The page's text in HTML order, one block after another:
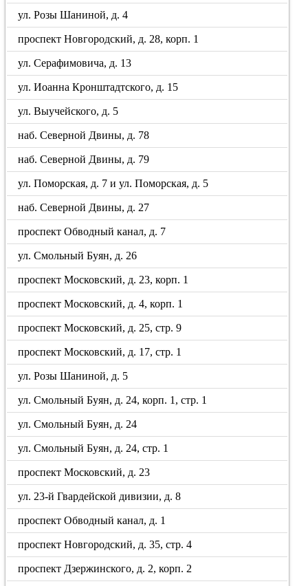
ул. Розы Шаниной, д. 4
проспект Новгородский, д. 28, корп. 1
ул. Серафимовича, д. 13
ул. Иоанна Кронштадтского, д. 15
ул. Выучейского, д. 5
наб. Северной Двины, д. 78
наб. Северной Двины, д. 79
ул. Поморская, д. 7 и ул. Поморская, д. 5
наб. Северной Двины, д. 27
проспект Обводный канал, д. 7
ул. Смольный Буян, д. 26
проспект Московский, д. 23, корп. 1
проспект Московский, д. 4, корп. 1
проспект Московский, д. 25, стр. 9
проспект Московский, д. 17, стр. 1
ул. Розы Шаниной, д. 5
ул. Смольный Буян, д. 24, корп. 1, стр. 1
ул. Смольный Буян, д. 24
ул. Смольный Буян, д. 24, стр. 1
проспект Московский, д. 23
ул. 23-й Гвардейской дивизии, д. 8
проспект Обводный канал, д. 1
проспект Новгородский, д. 35, стр. 4
проспект Дзержинского, д. 2, корп. 2